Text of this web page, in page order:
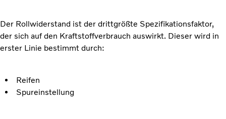
Der Rollwiderstand ist der drittgrößte Spezifikationsfaktor,
der sich auf den Kraftstoffverbrauch auswirkt. Dieser wird in
erster Linie bestimmt durch:
Reifen
Spureinstellung